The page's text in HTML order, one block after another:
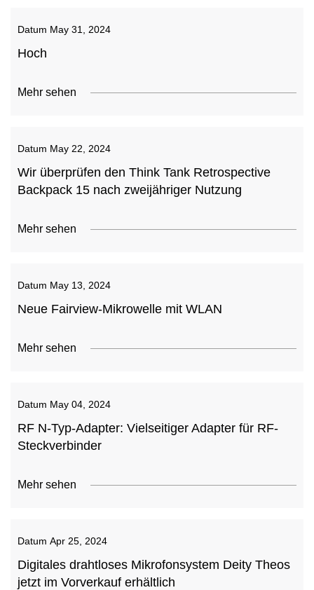
Datum May 31, 2024
Hoch
Mehr sehen
Datum May 22, 2024
Wir überprüfen den Think Tank Retrospective
Backpack 15 nach zweijähriger Nutzung
Mehr sehen
Datum May 13, 2024
Neue Fairview-Mikrowelle mit WLAN
Mehr sehen
Datum May 04, 2024
RF N-Typ-Adapter: Vielseitiger Adapter für RF-
Steckverbinder
Mehr sehen
Datum Apr 25, 2024
Digitales drahtloses Mikrofonsystem Deity Theos
jetzt im Vorverkauf erhältlich